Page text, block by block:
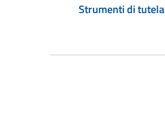
Strumenti di tutela